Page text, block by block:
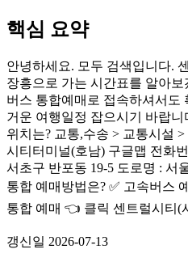
핵심 요약
안녕하세요. 모두 검색입니다.
장흥으로 가는 시간표를 알아
버스 통합예매로 접속하셔서도
거운 여행일정 잡으시기 바랍
위치는? 교통,수송 > 교통시설
시티터미널(호남) 구글맵 전화
서초구 반포동 19-5 도로명 : 서
통합 예매방법은? ✅ 고속버스
통합 예매 👈 클릭 센트럴시티(
갱신일 2026-07-13